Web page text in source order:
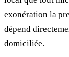
exonération la
dépend
domiciliée.